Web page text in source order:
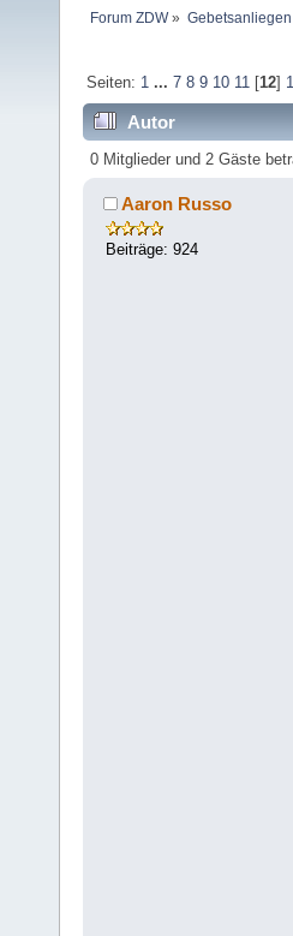
Forum ZDW»
Seiten: 1 ... 7 8 9 10 11[12]
Autor
0 Mitglieder und 2 Gäste
Aaron Russo
Beiträge: 924